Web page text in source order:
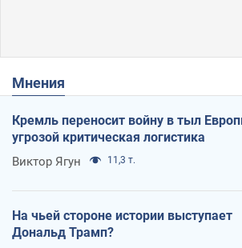
Мнения
Кремль переносит войну в тыл
угрозой критическая логистика
Виктор Ягун 11,3 т.
На чьей стороне истории выступает
Дональд Трамп?